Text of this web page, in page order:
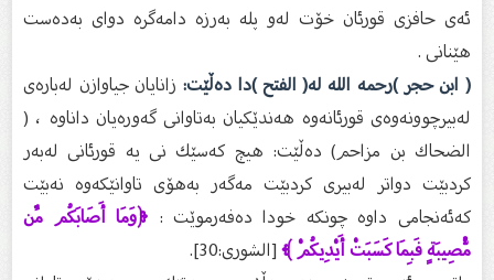
ئەی حافزی قورئان خۆت لەو پلە بەرزە دامەگرە دوای بەدەست
هێنانی .
( ابن حجر )رحمه الله لە( الفتح )دا دەڵێت:زانایان جیاوازن لەبارەی
لەبیرچوونەوەی قورئانەوە هەندێکیان بەتاوانی گەورەیان داناوە ، (
الضحاك بن مزاحم) دەڵێت: هیچ کەسێك نی یە قورئانی لەبەر
کردبێت دواتر لەبیری کردبێت مەگەر بەهۆی تاوانێکەوە نەبێت
کەئەنجامی داوە چونکە خودا دەفەرموێت : ﴿وَمَا أَصَابَكُم مِّن
مُّصِيبَةٍ فَبِمَا كَسَبَتْ أَيْدِيكُمْ ﴾[الشورى:30].